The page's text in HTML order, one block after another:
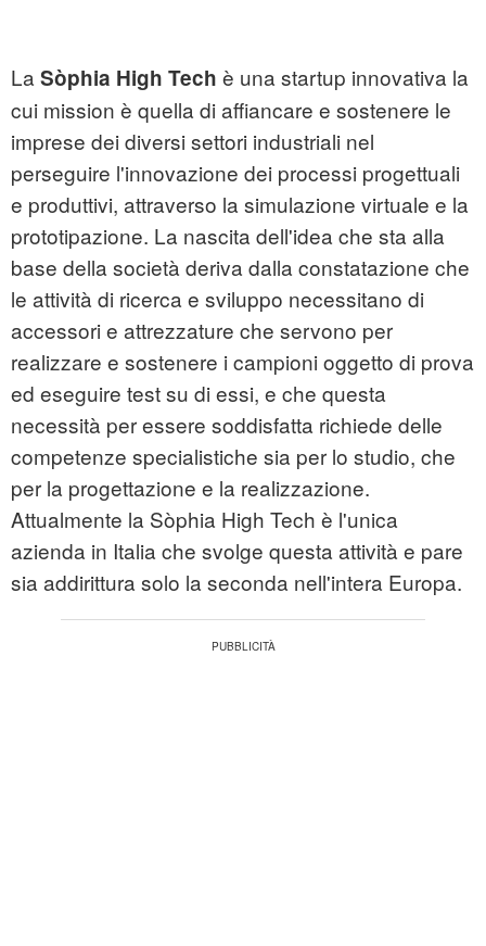
La Sòphia High Tech è una startup innovativa la
cui mission è quella di affiancare e sostenere le
imprese dei diversi settori industriali nel
perseguire l'innovazione dei processi progettuali
e produttivi, attraverso la simulazione virtuale e la
prototipazione. La nascita dell'idea che sta alla
base della società deriva dalla constatazione che
le attività di ricerca e sviluppo necessitano di
accessori e attrezzature che servono per
realizzare e sostenere i campioni oggetto di prova
ed eseguire test su di essi, e che questa
necessità per essere soddisfatta richiede delle
competenze specialistiche sia per lo studio, che
per la progettazione e la realizzazione.
Attualmente la Sòphia High Tech è l'unica
azienda in Italia che svolge questa attività e pare
sia addirittura solo la seconda nell'intera Europa.